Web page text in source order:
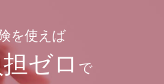
を使えば
ゼロ で